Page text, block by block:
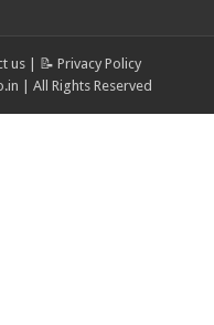
us|
📝 Privacy Policy
| All Rights Reserved